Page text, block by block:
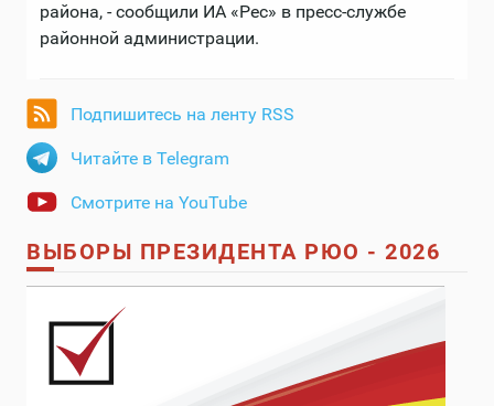
района, - сообщили ИА «Рес» в пресс-службе
районной администрации.
Подпишитесь на ленту RSS
Читайте в Telegram
Смотрите на YouTube
ВЫБОРЫ ПРЕЗИДЕНТА РЮО - 2026